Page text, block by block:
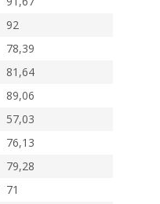
92
78,39
81,64
89,06
57,03
76,13
79,28
71